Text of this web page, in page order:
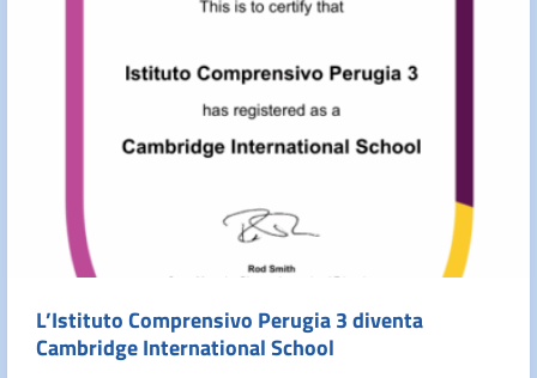
L’Istituto Comprensivo Perugia 3 diventa
Cambridge International School